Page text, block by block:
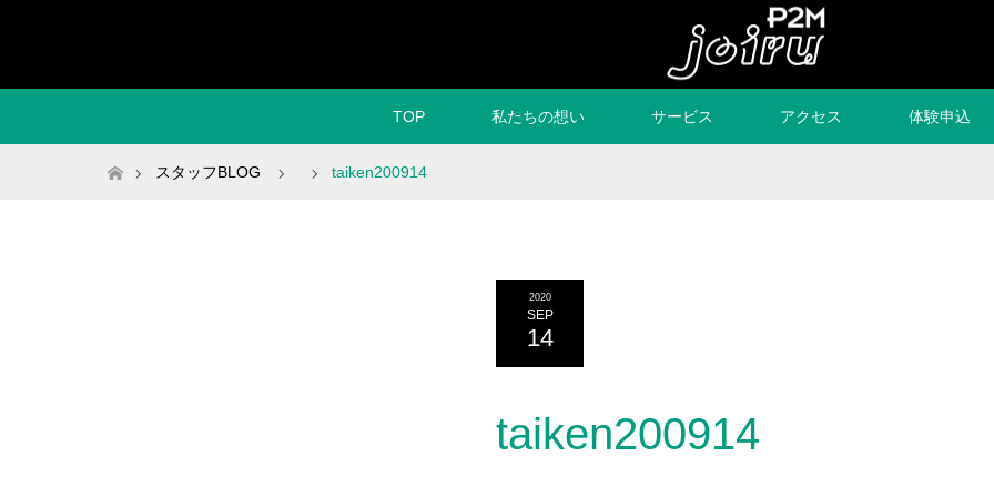
TOP 私たちの想い サービス アクセス 体験申込
ホームスタッフBLOG taiken200914
2020
SEP
14
taiken200914